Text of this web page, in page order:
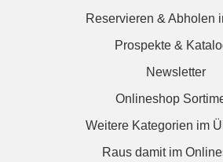
Reservieren & Abholen
Prospekte &
Newsletter
Onlineshop
Weitere Kategorien im
Raus damit im